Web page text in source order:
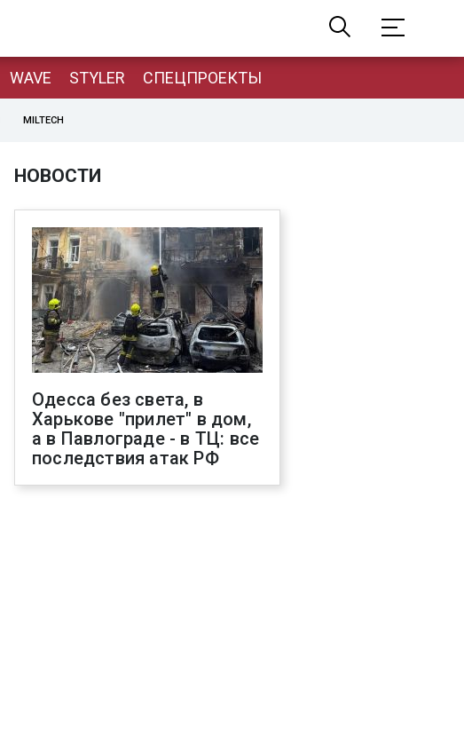
WAVE STYLER СПЕЦПРОЕКТЫ
MILTECH
НОВОСТИ
Одесса без света, в
Харькове "прилет" в дом,
а в Павлограде - в ТЦ: все
последствия атак РФ